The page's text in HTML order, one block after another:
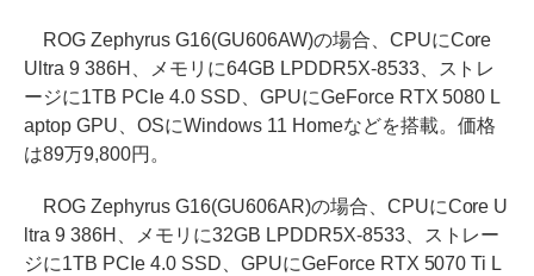
ROG Zephyrus G16(GU606AW)の場合、CPUにCore
Ultra 9 386H、メモリに64GB LPDDR5X-8533、ストレ
ージに1TB PCIe 4.0 SSD、GPUにGeForce RTX 5080 L
aptop GPU、OSにWindows 11 Homeなどを搭載。価格
は89万9,800円。
ROG Zephyrus G16(GU606AR)の場合、CPUにCore U
ltra 9 386H、メモリに32GB LPDDR5X-8533、ストレー
ジに1TB PCIe 4.0 SSD、GPUにGeForce RTX 5070 Ti L